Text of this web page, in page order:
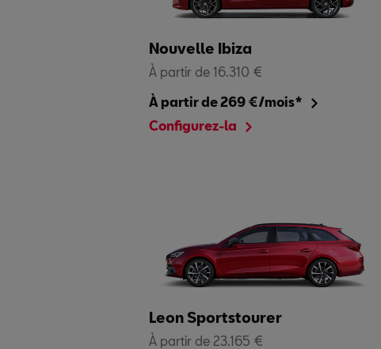
Nouvelle Ibiza
À partir de 16.310 €
À partir de 269 €/mois*
Configurez-la
Leon Sportstourer
À partir de 23.165 €